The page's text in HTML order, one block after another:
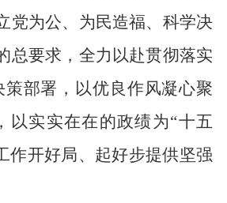
党为公、为民造福、科学决
总要求，全力以赴贯彻落实
策部署，以优良作风凝心聚
以实实在在的政绩为“十五
作开好局、起好步提供坚强